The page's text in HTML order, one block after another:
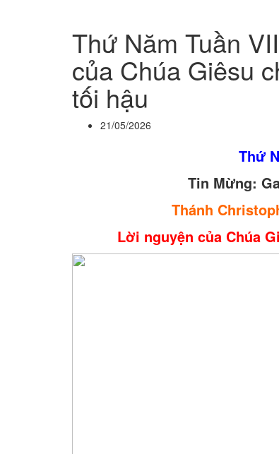
Thứ Năm Tuần
của Chúa Giêsu
tối hậu
21/05/2026
Thứ
Tin Mừng:
Thánh
Lời nguyện của Chúa